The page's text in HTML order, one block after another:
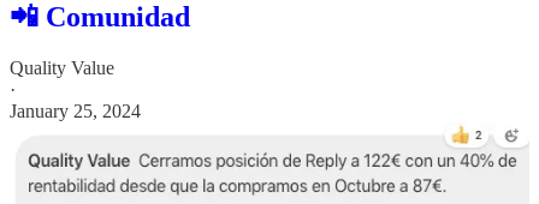
📲 Comunidad
Quality Value
·
January 25, 2024